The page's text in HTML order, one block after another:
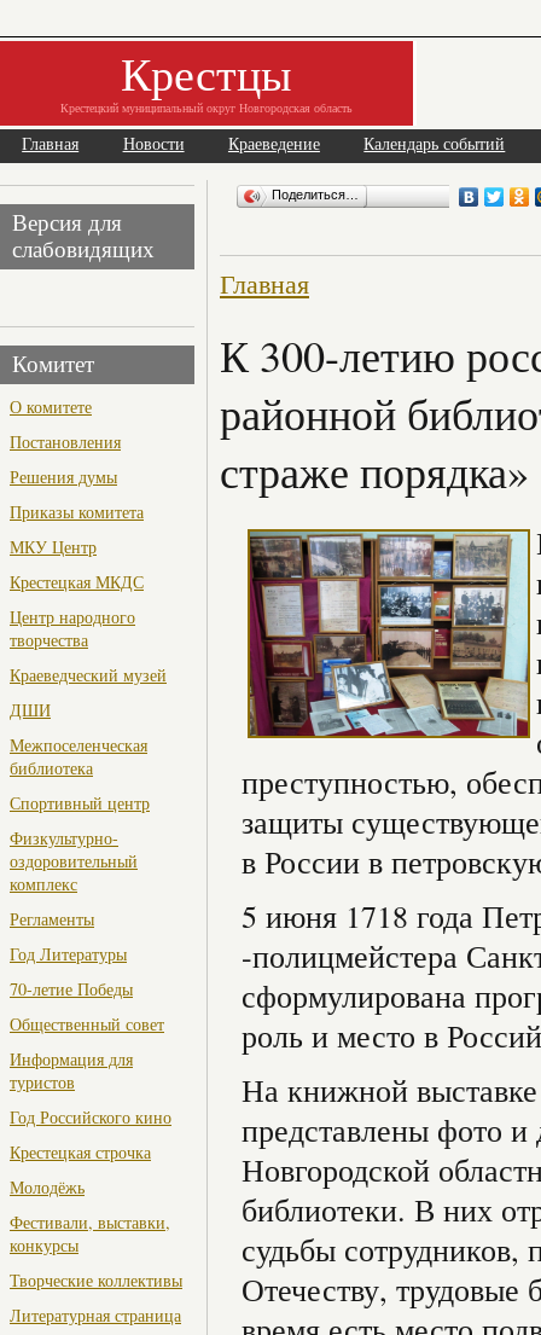
Крестцы
Крестецкий муниципальный округ Новгородская область
Главная Новости Краеведение Календарь событий
Версия для
слабовидящих
Комитет
О комитете
Постановления
Решения думы
Приказы комитета
МКУ Центр
Крестецкая МКДС
Центр народного
творчества
Краеведческий музей
ДШИ
Межпоселенческая
библиотека
Спортивный центр
Физкультурно-
оздоровительный
комплекс
Регламенты
Год Литературы
70-летие Победы
Общественный совет
Информация для
туристов
Год Российского кино
Крестецкая строчка
Молодёжь
Фестивали, выставки,
конкурсы
Творческие коллективы
Литературная страница
Поделиться…
Главная
К 300-летию
районной
страже порядка»
преступностью,
защиты
в России в
5 июня 1718 года
-полицмейстера
сформулирована
роль и место в
На книжной
представлены фото
Новгородской
библиотеки. В них
судьбы
Отечеству, трудовые